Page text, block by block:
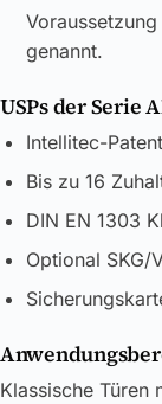
genannt.
USPs der Serie
Intellitec-
Bis zu 16
DIN EN 1303
Optional SKG/
Klassische Türen